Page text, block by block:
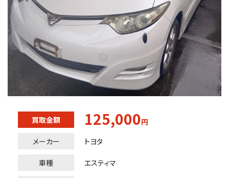
買取金額 125,000円
メーカー
トヨタ
車種 エスティマ